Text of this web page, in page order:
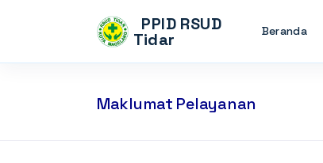
PPID RSUD
Tidar Beranda
Maklumat Pelayanan